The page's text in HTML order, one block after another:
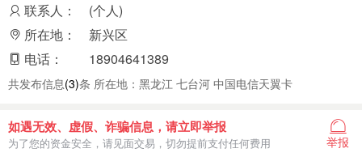
联系人：
(个人)
所在地：
新兴区
电话：
18904641389
共发布信息(3)条 所在地：黑龙江 七台河 中国电信天翼卡
如遇无效、虚假、诈骗信息，请立即举报
为了您的资金安全，请见面交易，切勿提前支付任何费用 举报